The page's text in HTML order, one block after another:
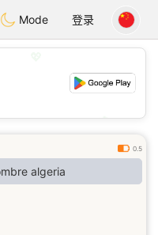
Citas
Mode 登录
💕
0.5
algeria